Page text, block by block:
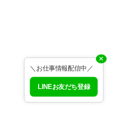
✕
＼お仕事情報配信中／
LINEお友だち登録